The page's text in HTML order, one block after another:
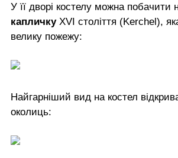
У її дворі костелу можна побачити
капличку XVI століття (Kerchel),
велику пожежу:
Найгарніший вид на костел
околиць: